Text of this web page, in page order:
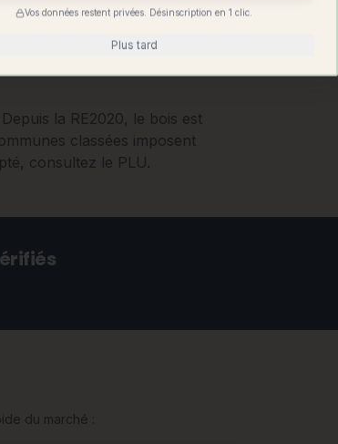
la RE2020, le bois est
classées imposent
consultez le PLU.
du marché :
Vos données restent privées. Désinscription en 1 clic.
Plus tard